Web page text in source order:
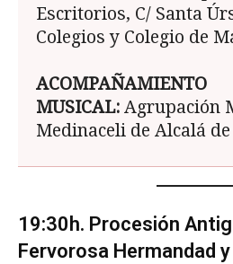
Escritorios, C/ Santa
Colegios y Colegio de
ACOMPAÑAMIENTO
MUSICAL: Agrupación
Medinaceli de Alcalá
19:30h. Procesión
Fervorosa Hermandad